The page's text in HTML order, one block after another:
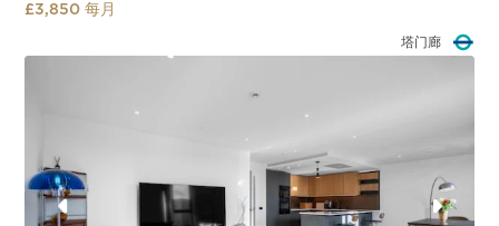
£3,850 每月
塔门廊